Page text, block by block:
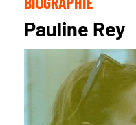
Pauline Rey